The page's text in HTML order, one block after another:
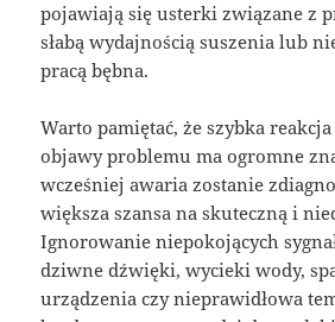
pojawiają się usterki związane z
słabą wydajnością suszenia lub
pracą bębna.
Warto pamiętać, że szybka
objawy problemu ma ogromne
wcześniej awaria zostanie
większa szansa na skuteczną i
Ignorowanie niepokojących
dziwne dźwięki, wycieki wody,
urządzenia czy nieprawidłowa